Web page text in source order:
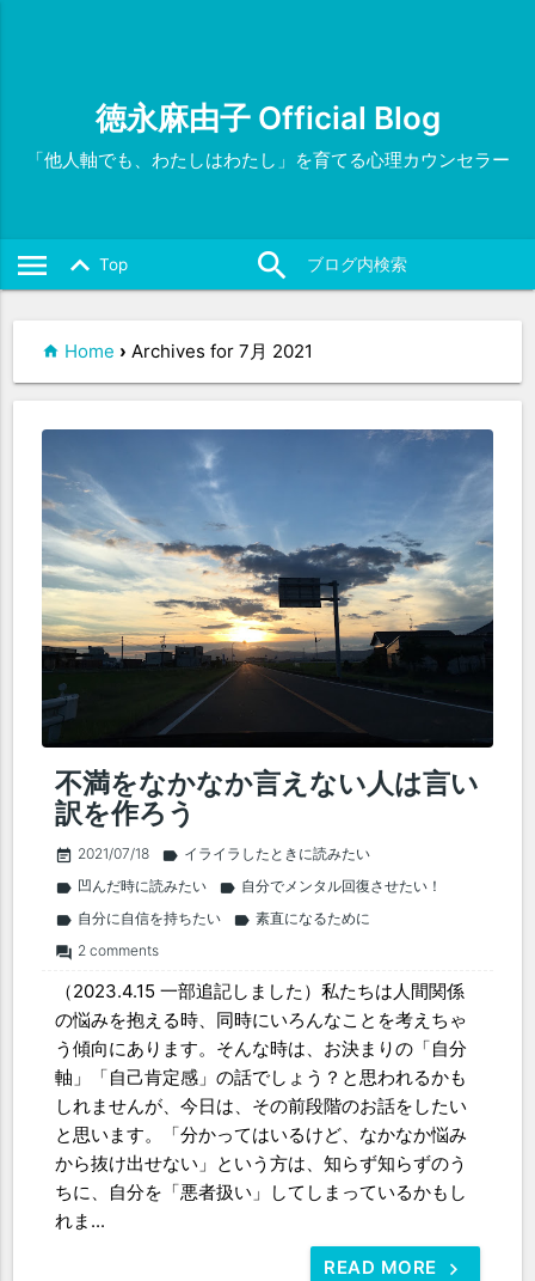
徳永麻由子 Official Blog
「他人軸でも、わたしはわたし」を育てる心理カウンセラー
menu keyboard_arrow_up Top search
Home › Archives for 7月 2021
不満をなかなか言えない人は言い
訳を作ろう
event_note 2021/07/18 label イライラしたときに読みたい
label 凹んだ時に読みたい label 自分でメンタル回復させたい！
label 自分に自信を持ちたい label 素直になるために
forum 2 comments
（2023.4.15 一部追記しました）私たちは人間関係
の悩みを抱える時、同時にいろんなことを考えちゃ
う傾向にあります。そんな時は、お決まりの「自分
軸」「自己肯定感」の話でしょう？と思われるかも
しれませんが、今日は、その前段階のお話をしたい
と思います。「分かってはいるけど、なかなか悩み
から抜け出せない」という方は、知らず知らずのう
ちに、自分を「悪者扱い」してしまっているかもし
れま...
READ MORE